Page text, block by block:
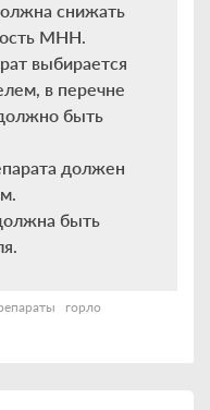
снижать
МНН.
выбирается
в перечне
быть
должен
быть
горло